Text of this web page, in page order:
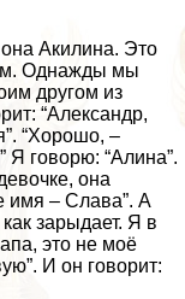
Акилина. Это
Однажды мы
другом из
“Александр,
“Хорошо, –
Я говорю: “Алина”.
она
имя – Слава”. А
зарыдает. Я в
это не моё
И он говорит: